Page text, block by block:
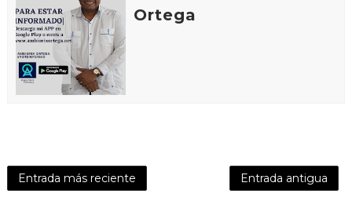
Ortega
Entrada más reciente Entrada antigua